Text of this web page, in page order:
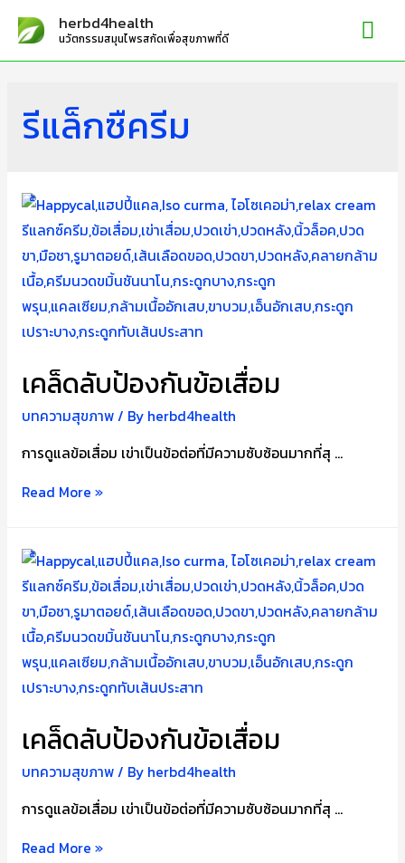
herbd4health
นวัตกรรมสมุนไพรสกัดเพื่อสุขภาพที่ดี
รีแล็กซืครีม
เคล็ดลับป้องกันข้อเสื่อม
บทความสุขภาพ/ By herbd4health
การดูแลข้อเสื่อม เข่าเป็นข้อต่อที่มีความซับซ้อนมากที่สุ …
เคล็ด
ข้อ
เสื่อม
Read More »
เคล็ดลับป้องกันข้อเสื่อม
บทความสุขภาพ/ By herbd4health
การดูแลข้อเสื่อม เข่าเป็นข้อต่อที่มีความซับซ้อนมากที่สุ …
เคล็ด
Read More »